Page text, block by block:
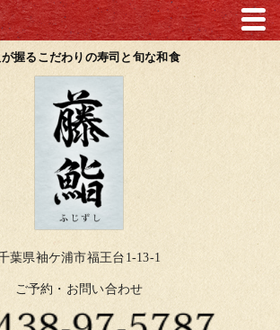
握るこだわりの寿司と旬な和食
葉県袖ケ浦市福王台1-13-1
ご予約・お問い合わせ